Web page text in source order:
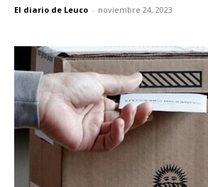
El diario de Leuco - noviembre 24, 2023